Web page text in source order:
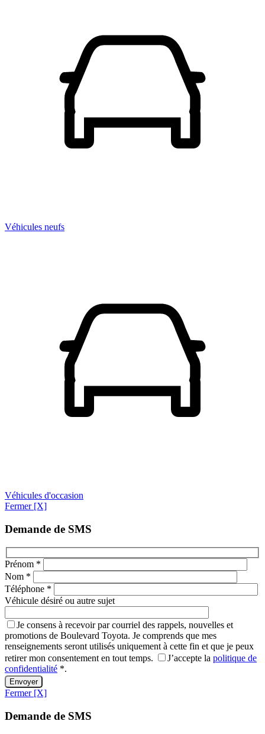
Véhicules neufs
Véhicules d'occasion
Fermer [X]
Demande de SMS
Prénom *
Nom *
Téléphone *
Véhicule désiré ou autre sujet
Je consens à recevoir par courriel des rappels, nouvelles et
promotions de Boulevard Toyota. Je comprends que mes
renseignements seront utilisés uniquement à cette fin et que je peux
retirer mon consentement en tout temps.
J’accepte la politique de
confidentialité *.
Fermer [X]
Demande de SMS